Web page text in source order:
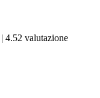
| 4.52 valutazione